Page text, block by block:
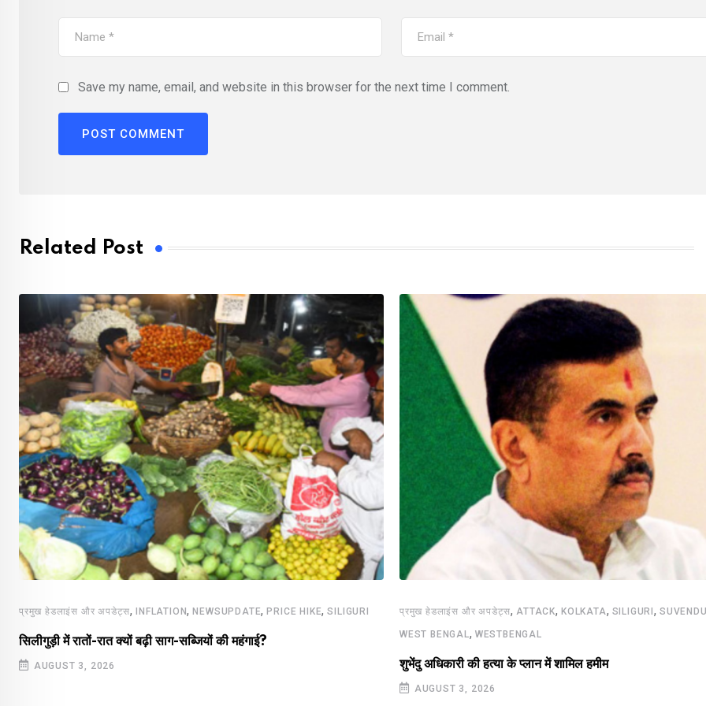
Save my name, email, and website in this browser for the next time I comment.
Related Post
प्रमुख हेडलाइंस और अपडेट्स,INFLATION,NEWSUPDATE,PRICE HIKE,SILIGURI
सिलीगुड़ी में रातों-रात क्यों बढ़ी साग-सब्जियों की महंगाई?
AUGUST 3, 2026
प्रमुख हेडलाइंस और अपडेट्स, ATTACK,KOLKATA, SILIGURI,
WEST BENGAL , WESTBENGAL
शुभेंदु अधिकारी की हत्या के प्लान में शामिल हमीम
AUGUST 3, 2026